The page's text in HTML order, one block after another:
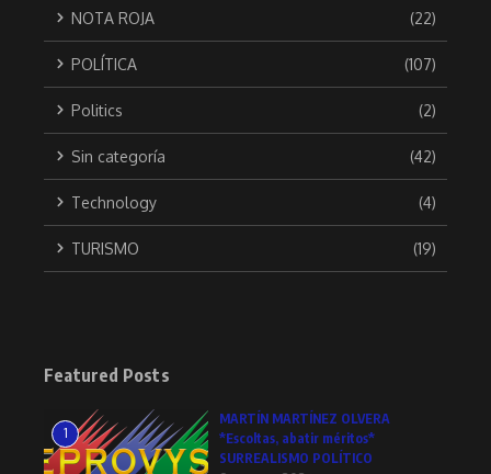
NOTA ROJA (22)
POLÍTICA (107)
Politics (2)
Sin categoría (42)
Technology (4)
TURISMO (19)
Featured Posts
1
MARTÍN MARTÍNEZ OLVERA
*Escoltas, abatir méritos*
SURREALISMO POLÍTICO